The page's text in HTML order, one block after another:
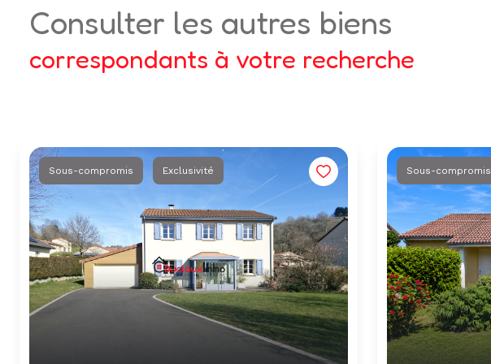
consulter les autres biens
correspondants à votre recherche
Sous-compromis Exclusivité Sous-compromis